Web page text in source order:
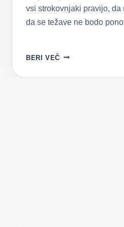
vsi strokovnjaki pravijo, da
da se težave ne bodo
BERI VEČ POVEČANA
PRI